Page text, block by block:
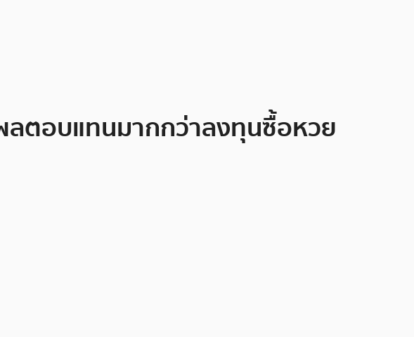
ลตอบแทนมากกว่าลงทุนซื้อหวย